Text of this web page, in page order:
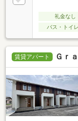
礼金なし
バス・トイ
賃貸アパート Ｇｒ